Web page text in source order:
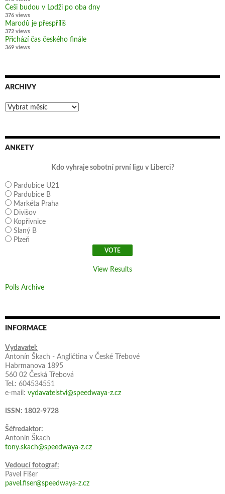
Češi budou v Lodži po oba dny
376 views
Marodů je přespříliš
372 views
Přichází čas českého finále
369 views
ARCHIVY
Archivy
ANKETY
Kdo vyhraje sobotní první ligu v Liberci?
Pardubice U21
Pardubice B
Markéta Praha
Divišov
Kopřivnice
Slaný B
Plzeň
View Results
Polls Archive
INFORMACE
Vydavatel:
Antonín Škach - Angličtina v České Třebové
Habrmanova 1895
560 02 Česká Třebová
Tel.: 604534551
e-mail: vydavatelstvi@speedwaya-z.cz
ISSN: 1802-9728
Šéfredaktor:
Antonín Škach
tony.skach@speedwaya-z.cz
Vedoucí fotograf:
Pavel Fišer
pavel.fiser@speedwaya-z.cz